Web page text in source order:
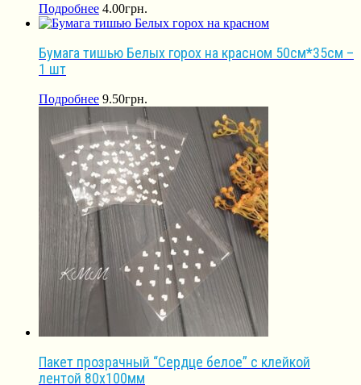
Подробнее 4.00грн.
Бумага тишью Белых горох на красном 50см*35см –
1 шт
Подробнее 9.50грн.
Пакет прозрачный “Сердце белое” с клейкой
лентой 80х100мм